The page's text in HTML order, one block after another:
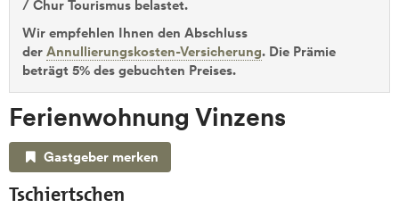
/ Chur Tourismus belastet.
Wir empfehlen Ihnen den Abschluss
der Annullierungskosten-Versicherung. Die Prämie
beträgt 5% des gebuchten Preises.
Ferienwohnung Vinzens
Gastgeber merken
Tschiertschen